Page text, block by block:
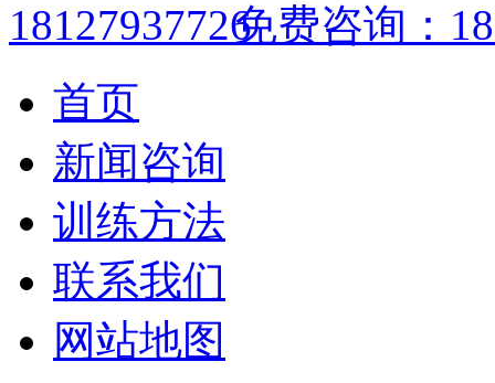
免费咨询：
首页
新闻咨询
训练方法
联系我们
网站地图